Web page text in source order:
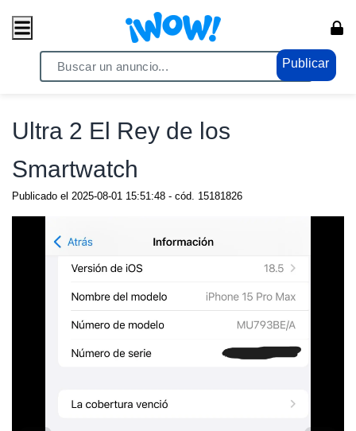
Publicar
/ Celulares / Celulares
Ultra 2 El Rey de los
Smartwatch
Publicado el 2025-08-01 15:51:48 - cód. 15181826